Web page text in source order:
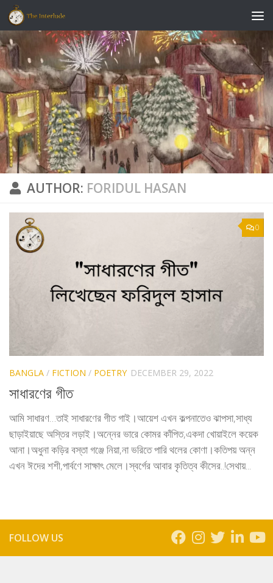
Skip to content
AUTHOR: FORIDUL HASAN
0
BANGLA / FICTION / POETRY DECEMBER 29, 2022
সাধারণের গীত
আমি সাধারণ…তাই সাধারণের গীত গাই।আয়েশ এখন কল্পনাতেও ঝাপসা,সাধ্য
ছাড়াইয়াছে অস্তির লড়াই।অন্নের ভারে কোমর কাঁপিত,একদা খোয়াইলে কয়েক
আনা।অধুনা কড়ির বস্তা গঞ্জে নিয়া,না ভরিতে পারি থলের কোণা।কতিপয় অন্ন
এখন ঈদের শশী,পার্বণে সাক্ষাৎ মেলে।স্বর্গের আবার কৃতিত্ব কীসের..!সেথায়...
FOLLOW US